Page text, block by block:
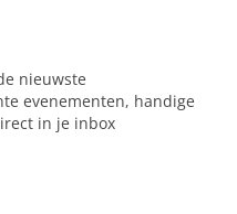
nieuwste
evenementen, handige
in je inbox